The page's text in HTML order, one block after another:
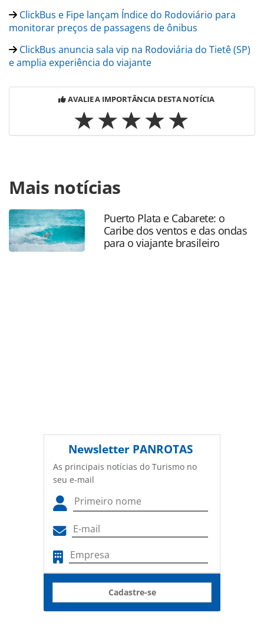
ClickBus e Fipe lançam Índice do Rodoviário para
monitorar preços de passagens de ônibus
ClickBus anuncia sala vip na Rodoviária do Tietê (SP)
e amplia experiência do viajante
AVALIE A IMPORTÂNCIA DESTA NOTÍCIA
https://www.panrotas.com.br/gente/movimentacao/2026/
anuncia-deborah-kaufmann-como-diretora-de-gente-
gestao_229514.html ou as ferramentas oferecidas na
página. Todo o conteúdo produzido pela PANROTAS
Editora é protegido pela legislação brasileira sobre direito
autoral. Não reproduza o conteúdo sem autorização da
Mais notícias
Puerto Plata e Cabarete: o
Caribe dos ventos e das ondas
para o viajante brasileiro
Newsletter PANROTAS
As principais notícias do Turismo no
seu e-mail
Cadastre-se